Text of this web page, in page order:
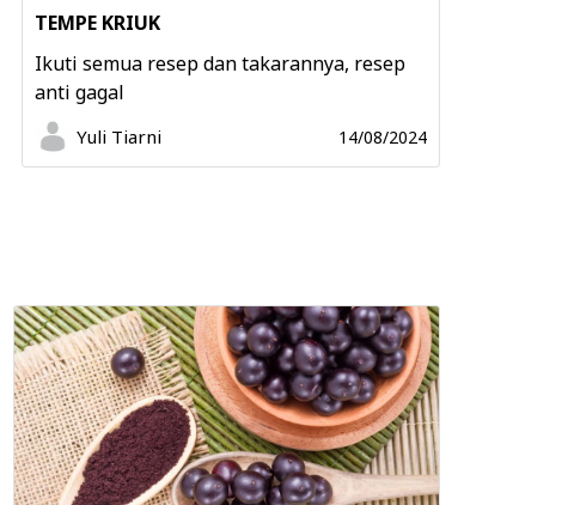
TEMPE KRIUK
Ikuti semua resep dan takarannya, resep
anti gagal
Yuli Tiarni 14/08/2024